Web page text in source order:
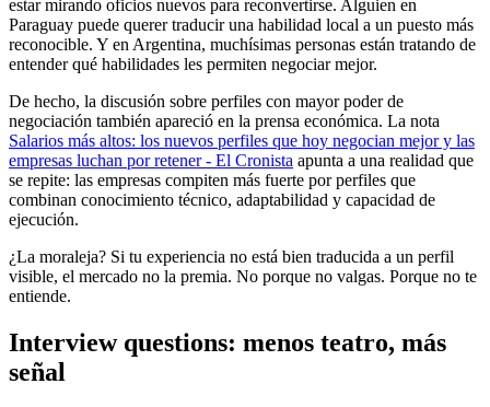
estar mirando oficios nuevos para reconvertirse. Alguien en
Paraguay puede querer traducir una habilidad local a un puesto más
reconocible. Y en Argentina, muchísimas personas están tratando de
entender qué habilidades les permiten negociar mejor.
De hecho, la discusión sobre perfiles con mayor poder de
negociación también apareció en la prensa económica. La nota
Salarios más altos: los nuevos perfiles que hoy negocian mejor y las
empresas luchan por retener - El Cronista apunta a una realidad que
se repite: las empresas compiten más fuerte por perfiles que
combinan conocimiento técnico, adaptabilidad y capacidad de
ejecución.
¿La moraleja? Si tu experiencia no está bien traducida a un perfil
visible, el mercado no la premia. No porque no valgas. Porque no te
entiende.
Interview questions: menos teatro, más
señal